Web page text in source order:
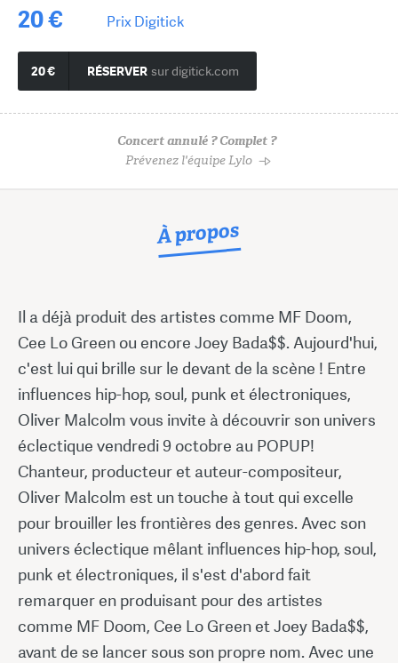
20 €
Prix Digitick
20 € RÉSERVER sur digitick.com
Concert annulé ? Complet ?
Prévenez l'équipe Lylo
À propos
Il a déjà produit des artistes comme MF Doom,
Cee Lo Green ou encore Joey Bada$$. Aujourd'hui,
c'est lui qui brille sur le devant de la scène ! Entre
influences hip-hop, soul, punk et électroniques,
Oliver Malcolm vous invite à découvrir son univers
éclectique vendredi 9 octobre au POPUP!
Chanteur, producteur et auteur-compositeur,
Oliver Malcolm est un touche à tout qui excelle
pour brouiller les frontières des genres. Avec son
univers éclectique mêlant influences hip-hop, soul,
punk et électroniques, il s'est d'abord fait
remarquer en produisant pour des artistes
comme MF Doom, Cee Lo Green et Joey Bada$$,
avant de se lancer sous son propre nom. Avec une